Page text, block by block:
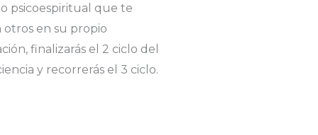
psicoespiritual que te
otros en su propio
finalizarás el 2 ciclo del
y recorrerás el 3 ciclo.